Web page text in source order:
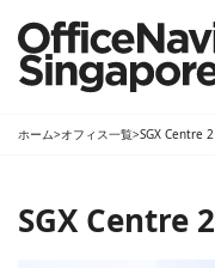
ホーム>オフィス一覧>SGX Centre 2
SGX Centre 2